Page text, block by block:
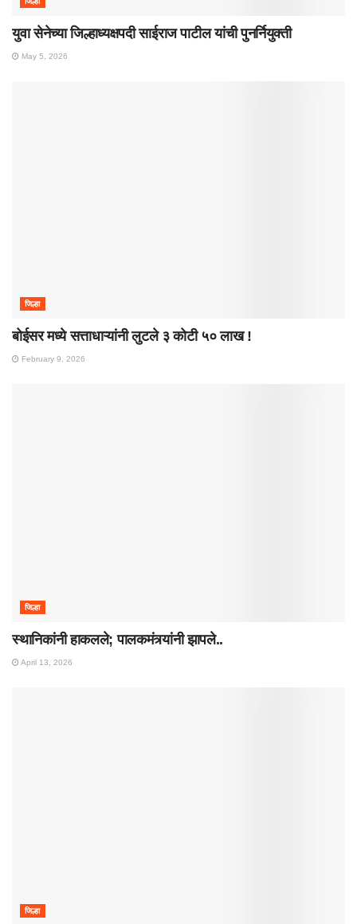
युवा सेनेच्या जिल्हाध्यक्षपदी साईराज पाटील यांची पुनर्नियुक्ती
May 5, 2026
जिल्हा
बोईसर मध्ये सत्ताधाऱ्यांनी लुटले ३ कोटी ५० लाख !
February 9, 2026
जिल्हा
स्थानिकांनी हाकलले; पालकमंत्र्यांनी झापले..
April 13, 2026
जिल्हा